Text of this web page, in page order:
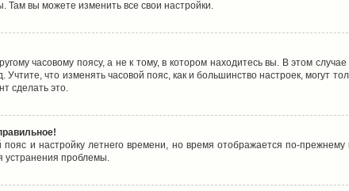
Там вы можете изменить все свои настройки.
часовому поясу, а не к тому, в котором находитесь вы. В этом
Учтите, что изменять часовой пояс, как и большинство настроек, могут
сделать это.
и настройку летнего времени, но время отображается по-
устранения проблемы.